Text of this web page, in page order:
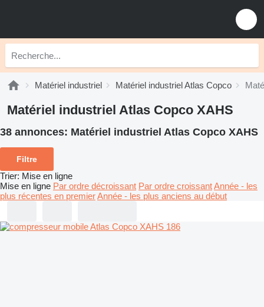
Matériel industriel Matériel industriel Atlas Copco
Matériel industriel Atlas Copco XAHS
38 annonces: Matériel industriel Atlas Copco XAHS
Filtre
Trier: Mise en ligne
Mise en ligne Par ordre décroissant Par ordre croissantAnnée - les
plus récentes en premierAnnée - les plus anciens au début